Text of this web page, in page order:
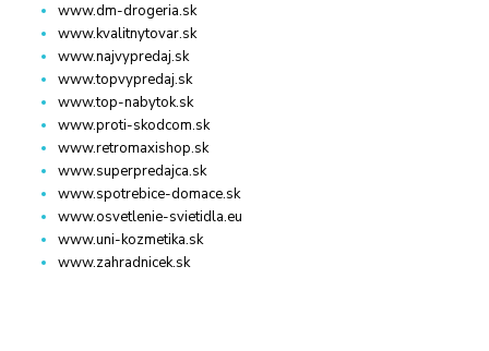
www.dm-drogeria.sk
www.kvalitnytovar.sk
www.najvypredaj.sk
www.topvypredaj.sk
www.top-nabytok.sk
www.proti-skodcom.sk
www.retromaxishop.sk
www.superpredajca.sk
www.spotrebice-domace.sk
www.osvetlenie-svietidla.eu
www.uni-kozmetika.sk
www.zahradnicek.sk